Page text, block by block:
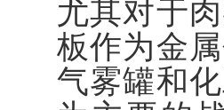
尤其对于
板作为金
气雾罐和